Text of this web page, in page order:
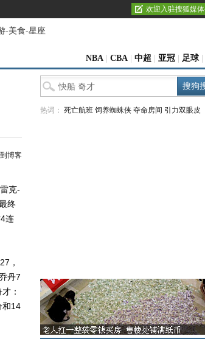
欢迎入驻搜狐媒
-美食-星座
NBA CBA 中超 亚冠 足球
博客
克-
终
连
，
丹7
：
和14
热词： 死亡航班 饲养蜘蛛侠 夺命房间 引力双眼皮